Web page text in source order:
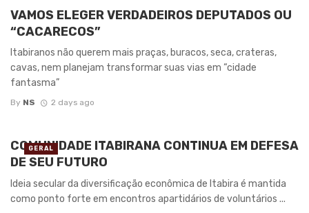
VAMOS ELEGER VERDADEIROS DEPUTADOS OU
“CACARECOS”
Itabiranos não querem mais praças, buracos, seca, crateras,
cavas, nem planejam transformar suas vias em “cidade
fantasma”
By NS 2 days ago
COMUNIDADE ITABIRANA CONTINUA EM DEFESA
DE SEU FUTURO
Ideia secular da diversificação econômica de Itabira é mantida
como ponto forte em encontros apartidários de voluntários ...
GERAL